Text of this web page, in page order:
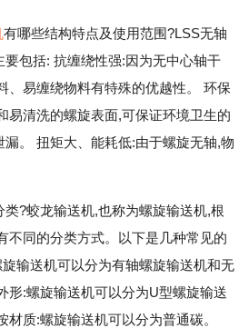
有哪些结构特点及使用范围?LSS无轴
包括: 抗缠绕性强:因为无中心轴干
、易缠绕物料有特殊的优越性。 环保
易清洗的螺旋表面,可保证环境卫生的
漏。 扭矩大、能耗低:由于螺旋无轴,物
?蛟龙输送机,也称为螺旋输送机,根
不同的分类方式。以下是几种常见的
输送机可以分为有轴螺旋输送机和无
形:螺旋输送机可以分为U型螺旋输送
质:螺旋输送机可以分为普通碳。